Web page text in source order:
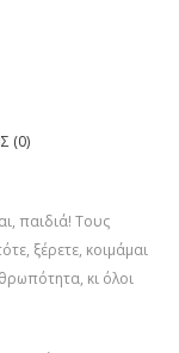
(0)
παιδιά! Τους
ξέρετε, κοιµάµαι
κι όλοι